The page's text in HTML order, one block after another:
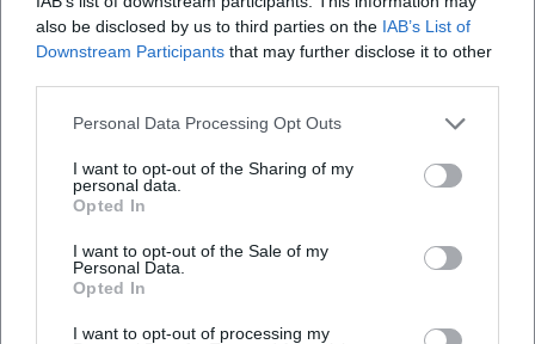
also be disclosed by us to third parties on the IAB’s List of
Downstream Participants that may further disclose it to other
Personal Data Processing Opt Outs
I want to opt-out of the Sharing of my
personal data.
Opted In
I want to opt-out of the Sale of my
Personal Data.
Opted In
I want to opt-out of processing my
Wo befindet sich das Internationale Keramik-
Museum?
Was erwartet mich bei der Ausstellung?
Wie viel kostet der Eintritt zur Ausstellung?
Ist das Museum barrierefrei zugänglich?
Findet die Ausstellung drinnen oder draußen